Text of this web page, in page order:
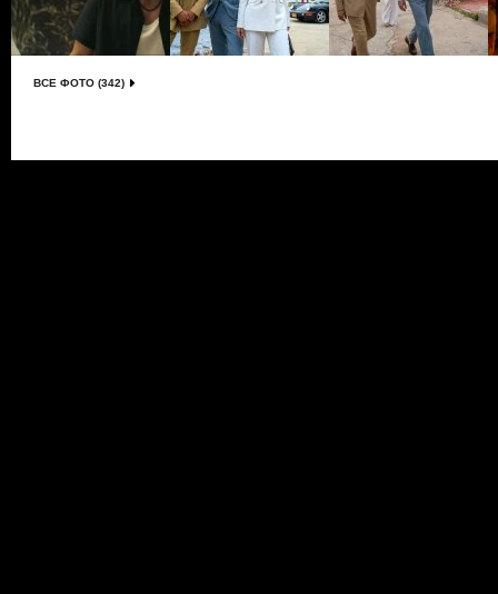
ВСЕ ФОТО (342)